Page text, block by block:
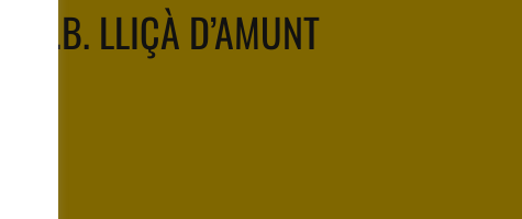
C.B. LLIÇÀ D’AMUNT